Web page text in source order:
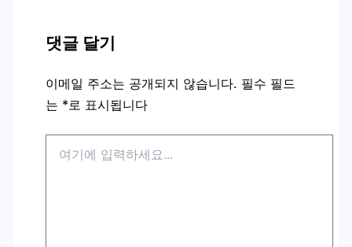
댓글 달기
이메일 주소는 공개되지 않습니다. 필수 필드
는 *로 표시됩니다